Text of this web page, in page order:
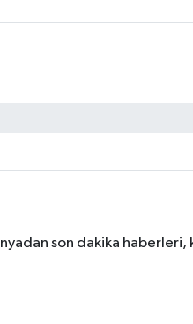
son dakika haberleri,